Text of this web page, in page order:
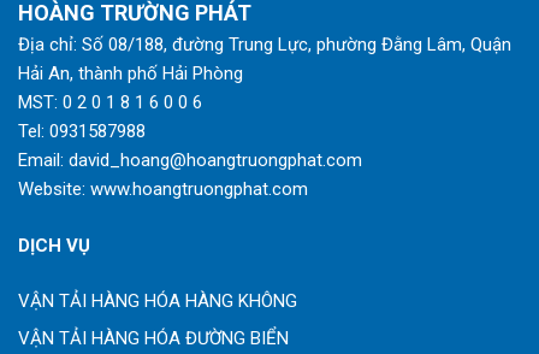
HOÀNG TRƯỜNG PHÁT
Địa chỉ: Số 08/188, đường Trung Lực, phường Đằng Lâm, Quận
Hải An, thành phố Hải Phòng
MST: 0 2 0 1 8 1 6 0 0 6
Tel: 0931587988
Email: david_hoang@hoangtruongphat.com
Website: www.hoangtruongphat.com
DỊCH VỤ
VẬN TẢI HÀNG HÓA HÀNG KHÔNG
VẬN TẢI HÀNG HÓA ĐƯỜNG BIỂN